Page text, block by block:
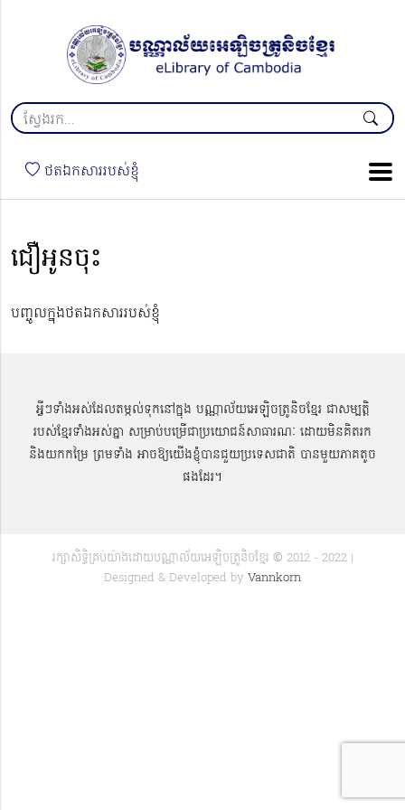
ថតឯកសាររបស់ខ្ញុំ
ជឿអូនចុះ
បញ្ចូលក្នុងថតឯកសាររបស់ខ្ញុំ
អ្វីៗទាំងអស់ដែលតម្កល់ទុកនៅក្នុង បណ្ណាល័យអេឡិចត្រូនិចខ្មែរ ជាសម្បតិ្ត
របស់ខ្មែរទាំងអស់គ្នា សម្រាប់បម្រើជាប្រយោជន៍សាធារណៈ ដោយមិនគិតរក
និងយកកម្រៃ ព្រមទាំង អាចឱ្យយើងខ្ញុំបានជួយប្រទេសជាតិ បានមួយភាគតូច
ផងដែរ។
រក្សាសិទ្ធិគ្រប់យ៉ាងដោយបណ្ណាល័យអេឡិចត្រូនិចខ្មែរ © 2012 - 2022 |
Designed & Developed by Vannkorn